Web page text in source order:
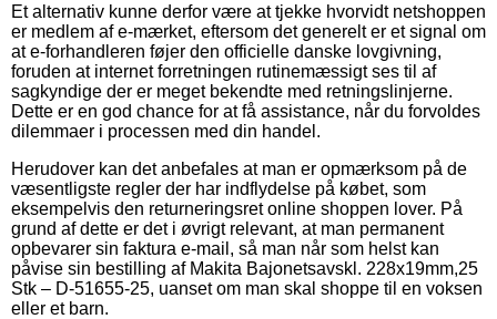
Et alternativ kunne derfor være at tjekke hvorvidt netshoppen
er medlem af e-mærket, eftersom det generelt er et signal om
at e-forhandleren føjer den officielle danske lovgivning,
foruden at internet forretningen rutinemæssigt ses til af
sagkyndige der er meget bekendte med retningslinjerne.
Dette er en god chance for at få assistance, når du forvoldes
dilemmaer i processen med din handel.
Herudover kan det anbefales at man er opmærksom på de
væsentligste regler der har indflydelse på købet, som
eksempelvis den returneringsret online shoppen lover. På
grund af dette er det i øvrigt relevant, at man permanent
opbevarer sin faktura e-mail, så man når som helst kan
påvise sin bestilling af Makita Bajonetsavskl. 228x19mm,25
Stk – D-51655-25, uanset om man skal shoppe til en voksen
eller et barn.